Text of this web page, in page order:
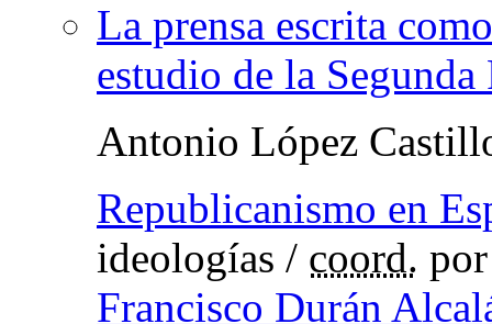
La prensa escrita
estudio de la
Antonio López
Republicanismo en
ideologías / coord.
Francisco Durán